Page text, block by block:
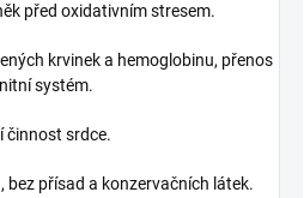
před oxidativním stresem.
krvinek a hemoglobinu, přenos
systém.
činnost srdce.
bez přísad a konzervačních látek.